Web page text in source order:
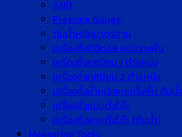
AND
Pressure Gauge
ตุ้มน้ำหนักมาตรฐาน
เครื่องชั่งดิจิตอล แบบวางพื้น
เครื่องชั่งทศนิยม 1 ตำแหน่ง
เครื่องชั่งทศนิยม 2 ตำแหน่ง
เครื่องชั่งน้ำหนักแบบตั้งพื้น กันน้ำ
เครื่องชั่งแบบตั้งโต๊ะ
เครื่องชั่งแบบตั้งโต๊ะ (กันน้ำ)
Measuring Tools